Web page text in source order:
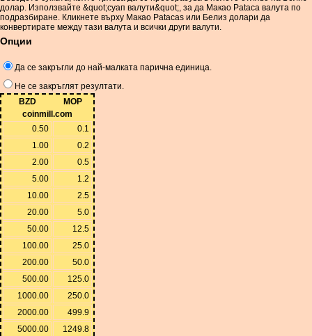
долар. Използвайте &quot;суап валути&quot;, за да Макао Pataca валута по
подразбиране. Кликнете върху Макао Patacas или Белиз долари да
конвертирате между тази валута и всички други валути.
Опции
Да се ​​закръгли до най-малката парична единица.
Не се закръглят резултати.
BZD
MOP
coinmill.com
0.50
0.1
1.00
0.2
2.00
0.5
5.00
1.2
10.00
2.5
20.00
5.0
50.00
12.5
100.00
25.0
200.00
50.0
500.00
125.0
1000.00
250.0
2000.00
499.9
5000.00
1249.8